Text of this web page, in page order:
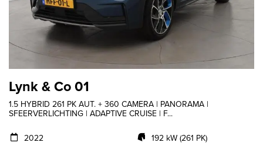
Lynk & Co 01
1.5 HYBRID 261 PK AUT. + 360 CAMERA | PANORAMA |
SFEERVERLICHTING | ADAPTIVE CRUISE | F...
2022
192 kW (261 PK)